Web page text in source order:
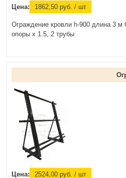
Цена: 1862,50 руб. / шт
Ограждение кровли h-900 длина 3 м
опоры х 1.5, 2 трубы
Цена: 2524,00 руб. / шт